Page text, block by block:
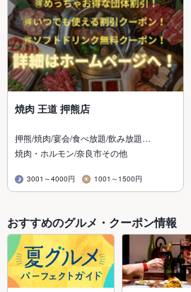
焼肉 王道 押熊店
押熊/焼肉/宴会/食べ放題/飲み放題…
焼肉・ホルモン/奈良市その他
3001～4000円 1001～1500円
おすすめのグルメ・クーポン情報